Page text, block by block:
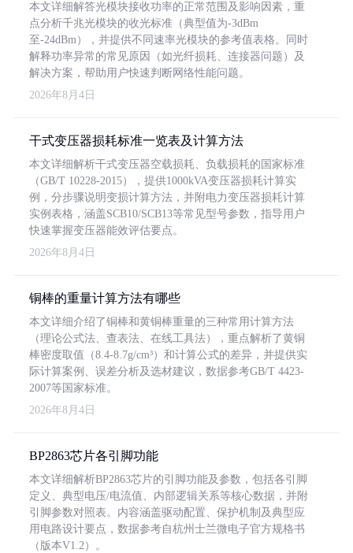
本文详细解答光模块接收功率的正常范围及影响因素，重
点分析千兆光模块的收光标准（典型值为-3dBm
至-24dBm），并提供不同速率光模块的参考值表格。同时
解释功率异常的常见原因（如光纤损耗、连接器问题）及
解决方案，帮助用户快速判断网络性能问题。
2026年8月4日
干式变压器损耗标准一览表及计算方法
本文详细解析干式变压器空载损耗、负载损耗的国家标准
（GB/T 10228-2015），提供1000kVA变压器损耗计算实
例，分步骤说明变损计算方法，并附电力变压器损耗计算
实例表格，涵盖SCB10/SCB13等常见型号参数，指导用户
快速掌握变压器能效评估要点。
2026年8月4日
铜棒的重量计算方法有哪些
本文详细介绍了铜棒和黄铜棒重量的三种常用计算方法
（理论公式法、查表法、在线工具法），重点解析了黄铜
棒密度取值（8.4-8.7g/cm³）和计算公式的差异，并提供实
际计算案例、误差分析及选材建议，数据参考GB/T 4423-
2007等国家标准。
2026年8月4日
BP2863芯片各引脚功能
本文详细解析BP2863芯片的引脚功能及参数，包括各引脚
定义、典型电压/电流值、内部逻辑关系等核心数据，并附
引脚参数对照表。内容涵盖驱动配置、保护机制及典型应
用电路设计要点，数据参考自杭州士兰微电子官方规格书
（版本V1.2）。